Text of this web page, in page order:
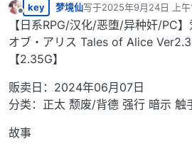
离线
key 梦境仙写于2025年9月24日 上
最后由 编辑
【日系RPG/汉化/恶堕/异种奸/PC
オブ・アリス Tales of Alice
【2.35G】
贩卖日：2024年06月07日
分类：正太 颓废/背德 强行 暗示 触
故事